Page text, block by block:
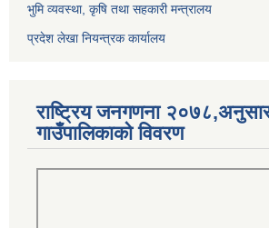
भुमि व्यवस्था, कृषि तथा सहकारी मन्त्रालय
प्रदेश लेखा नियन्त्रक कार्यालय
राष्ट्रिय जनगणना
गाउँपालिकाको विवरण